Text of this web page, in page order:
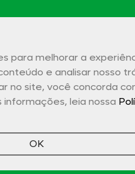
St. Comercial Sinop - MT CEP:
e Empresarial de Sinop –
0001-19
para melhorar a
e analisar nosso
no site, você concorda
informações, leia nossa
OK